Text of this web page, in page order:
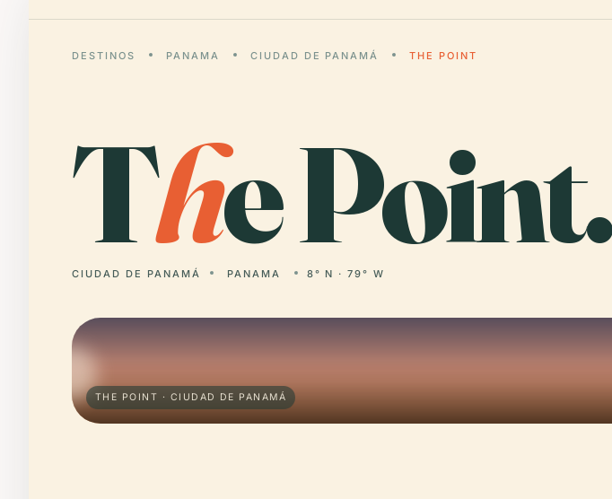
DESTINOS PANAMA CIUDAD DE PANAMÁ THE POINT
The Point.
CIUDAD DE PANAMÁ PANAMA 8° N · 79° W
THE POINT · CIUDAD DE PANAMÁ